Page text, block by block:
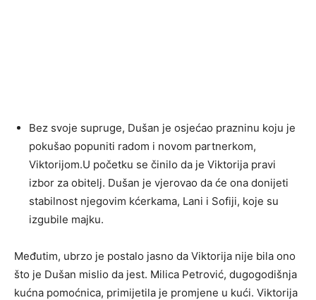
Bez svoje supruge, Dušan je osjećao prazninu koju je
pokušao popuniti radom i novom partnerkom,
Viktorijom.U početku se činilo da je Viktorija pravi
izbor za obitelj. Dušan je vjerovao da će ona donijeti
stabilnost njegovim kćerkama, Lani i Sofiji, koje su
izgubile majku.
Međutim, ubrzo je postalo jasno da Viktorija nije bila ono
što je Dušan mislio da jest. Milica Petrović, dugogodišnja
kućna pomoćnica, primijetila je promjene u kući. Viktorija